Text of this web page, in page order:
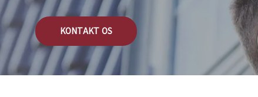
KONTAKT OS